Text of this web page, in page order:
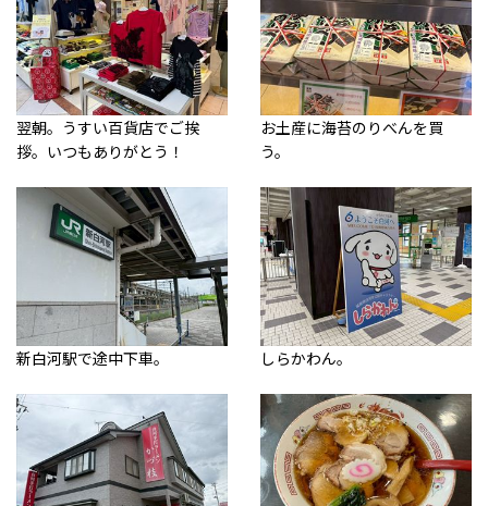
翌朝。うすい百貨店でご挨
拶。いつもありがとう！
お土産に海苔のりべんを買
う。
新白河駅で途中下車。 しらかわん。